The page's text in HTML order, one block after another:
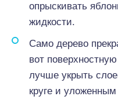
опрыскивать
жидкости.
Само дерево
вот
лучше укрыть
круге и